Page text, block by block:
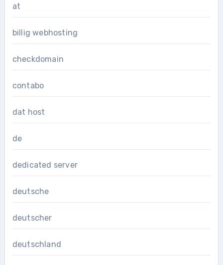
at
billig webhosting
checkdomain
contabo
dat host
de
dedicated server
deutsche
deutscher
deutschland